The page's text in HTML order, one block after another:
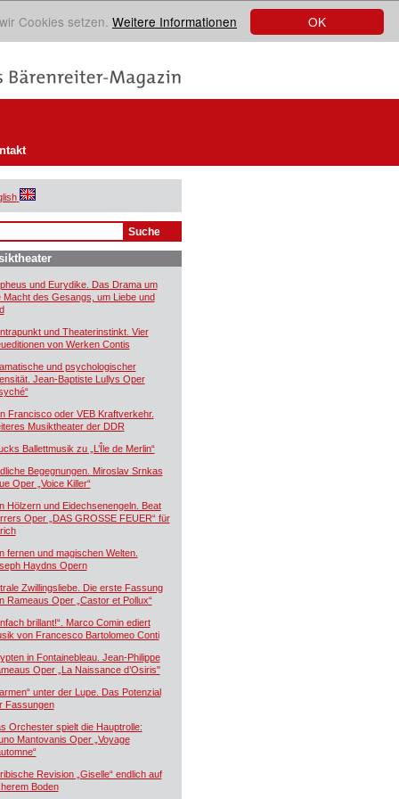
OK
Cookies setzen. Weitere Informationen
und Eurydike. Das Drama um
Macht des Gesangs, um Liebe und
und Theaterinstinkt. Vier
von Werken Contis
und psychologischer
Jean-Baptiste Lullys Oper
Francisco oder VEB Kraftverkehr.
Musiktheater der DDR
Ballettmusik zu „L’Île de Merlin“
Begegnungen. Miroslav Srnkas
Oper „Voice Killer“
Hölzern und Eidechsenengeln. Beat
Oper „DAS GROSSE FEUER“ für
fernen und magischen Welten.
Haydns Opern
Zwillingsliebe. Die erste Fassung
Rameaus Oper „Castor et Pollux“
brillant!“. Marco Comin ediert
von Francesco Bartolomeo Conti
in Fontainebleau. Jean-Philippe
Oper „La Naissance d’Osiris"
unter der Lupe. Das Potenzial
Fassungen
Orchester spielt die Hauptrolle:
Mantovanis Oper „Voyage
Revision „Giselle“ endlich auf
Boden